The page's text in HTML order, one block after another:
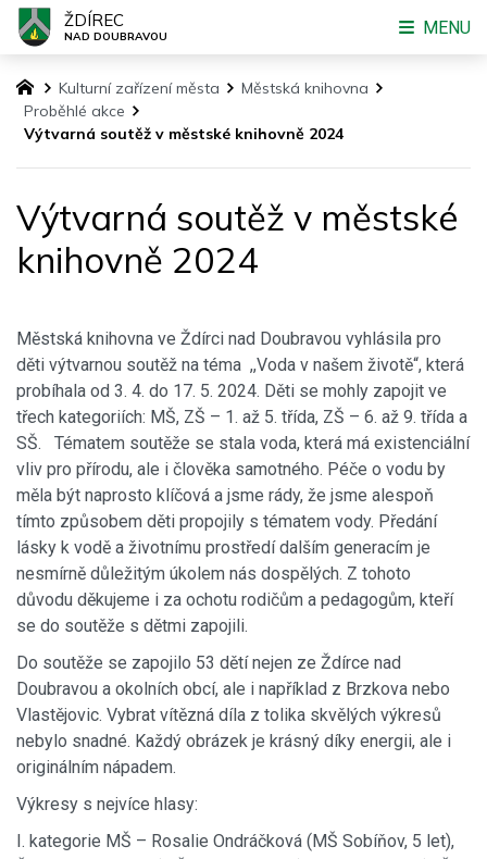
Kulturní zařízení města
Městská knihovna
Proběhlé akce
Výtvarná soutěž v městské knihovně 2024
Výtvarná soutěž v městské
knihovně 2024
Městská knihovna ve Ždírci nad Doubravou vyhlásila pro
děti výtvarnou soutěž na téma ,,Voda v našem životě“, která
probíhala od 3. 4. do 17. 5. 2024. Děti se mohly zapojit ve
třech kategoriích: MŠ, ZŠ – 1. až 5. třída, ZŠ – 6. až 9. třída a
SŠ. Tématem soutěže se stala voda, která má existenciální
vliv pro přírodu, ale i člověka samotného. Péče o vodu by
měla být naprosto klíčová a jsme rády, že jsme alespoň
tímto způsobem děti propojily s tématem vody. Předání
lásky k vodě a životnímu prostředí dalším generacím je
nesmírně důležitým úkolem nás dospělých. Z tohoto
důvodu děkujeme i za ochotu rodičům a pedagogům, kteří
se do soutěže s dětmi zapojili.
Do soutěže se zapojilo 53 dětí nejen ze Ždírce nad
Doubravou a okolních obcí, ale i například z Brzkova nebo
Vlastějovic. Vybrat vítězná díla z tolika skvělých výkresů
nebylo snadné. Každý obrázek je krásný díky energii, ale i
originálním nápadem.
Výkresy s nejvíce hlasy:
I. kategorie MŠ – Rosalie Ondráčková (MŠ Sobíňov, 5 let),
ŽDÍREC
NAD DOUBRAVOU MENU